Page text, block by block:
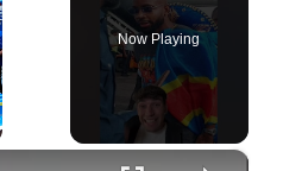
Now Playing
×